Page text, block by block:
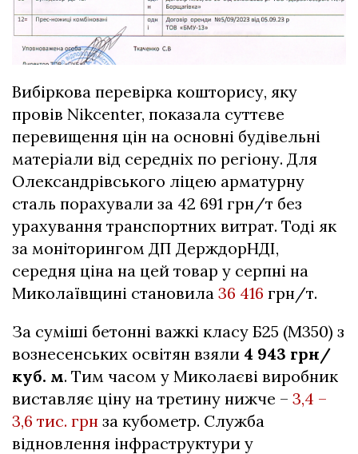
Вибіркова перевірка кошторису, яку
провів Nikcenter, показала суттєве
перевищення цін на основні будівельні
матеріали від середніх по регіону. Для
Олександрівського ліцею арматурну
сталь порахували за 42 691 грн/т без
урахування транспортних витрат. Тоді як
за моніторингом ДП ДерждорНДІ,
середня ціна на цей товар у серпні на
Миколаївщині становила 36 416 грн/т.
За суміші бетонні важкі класу Б25 (М350) з
вознесенських освітян взяли 4 943 грн/
куб. м. Тим часом у Миколаєві виробник
виставляє ціну на третину нижче – 3,4 –
3,6 тис. грн за кубометр. Служба
відновлення інфраструктури у